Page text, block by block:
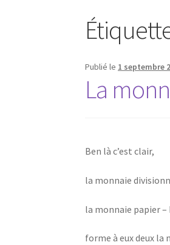
Publié le 1 septembre
La
Ben là c’est clair,
la monnaie
la monnaie papier –
forme à eux deux la